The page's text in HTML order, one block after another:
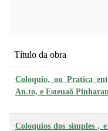
Título da obra
Coloquio, ou Pratica
An.to, e Esteuaõ
Coloquios dos simples ,